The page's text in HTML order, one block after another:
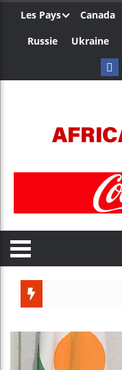
Les Pays Canada
Russie
Ukraine